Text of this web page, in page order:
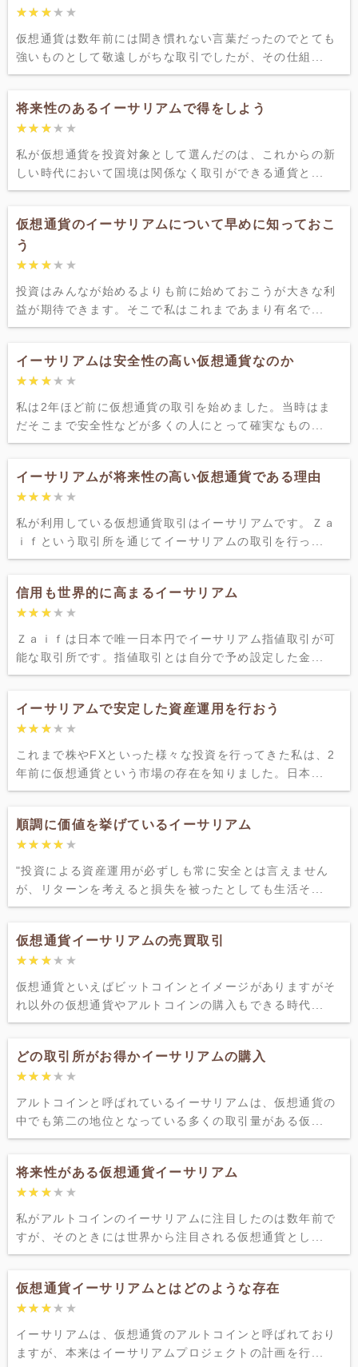
★★★★★
★★★★★
仮想通貨は数年前には聞き慣れない言葉だったのでとても
強いものとして敬遠しがちな取引でしたが、その仕組...
将来性のあるイーサリアムで得をしよう
★★★★★
★★★★★
私が仮想通貨を投資対象として選んだのは、これからの新
しい時代において国境は関係なく取引ができる通貨と...
仮想通貨のイーサリアムについて早めに知っておこ
う
★★★★★
★★★★★
投資はみんなが始めるよりも前に始めておこうが大きな利
益が期待できます。そこで私はこれまであまり有名で...
イーサリアムは安全性の高い仮想通貨なのか
★★★★★
★★★★★
私は2年ほど前に仮想通貨の取引を始めました。当時はま
だそこまで安全性などが多くの人にとって確実なもの...
イーサリアムが将来性の高い仮想通貨である理由
★★★★★
★★★★★
私が利用している仮想通貨取引はイーサリアムです。Ｚａ
ｉｆという取引所を通じてイーサリアムの取引を行っ...
信用も世界的に高まるイーサリアム
★★★★★
★★★★★
Ｚａｉｆは日本で唯一日本円でイーサリアム指値取引が可
能な取引所です。指値取引とは自分で予め設定した金...
イーサリアムで安定した資産運用を行おう
★★★★★
★★★★★
これまで株やFXといった様々な投資を行ってきた私は、2
年前に仮想通貨という市場の存在を知りました。日本...
順調に価値を挙げているイーサリアム
★★★★★
★★★★★
"投資による資産運用が必ずしも常に安全とは言えません
が、リターンを考えると損失を被ったとしても生活そ...
仮想通貨イーサリアムの売買取引
★★★★★
★★★★★
仮想通貨といえばビットコインとイメージがありますがそ
れ以外の仮想通貨やアルトコインの購入もできる時代...
どの取引所がお得かイーサリアムの購入
★★★★★
★★★★★
アルトコインと呼ばれているイーサリアムは、仮想通貨の
中でも第二の地位となっている多くの取引量がある仮...
将来性がある仮想通貨イーサリアム
★★★★★
★★★★★
私がアルトコインのイーサリアムに注目したのは数年前で
すが、そのときには世界から注目される仮想通貨とし...
仮想通貨イーサリアムとはどのような存在
★★★★★
★★★★★
イーサリアムは、仮想通貨のアルトコインと呼ばれており
ますが、本来はイーサリアムプロジェクトの計画を行...